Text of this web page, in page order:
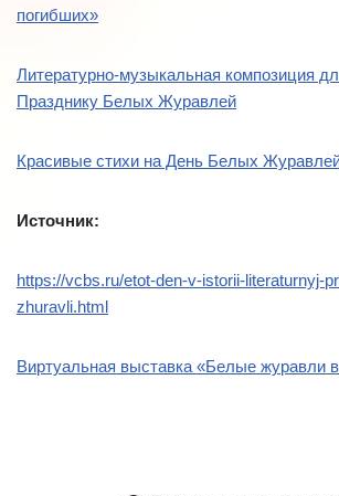
погибших»
Литературно-музыкальная композиция
Празднику Белых Журавлей
Красивые стихи на День Белых
Источник:
https://vcbs.ru/etot-den-v-istorii-literaturnyj-
zhuravli.html
Виртуальная выставка «Белые журавли